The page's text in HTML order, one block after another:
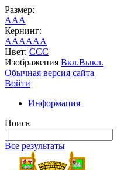
Размер:
AAA
Кернинг:
AAAAAA
Цвет: CCC
Изображения Вкл.Выкл.
Обычная версия сайта
Войти
Информация
Поиск
Все результаты